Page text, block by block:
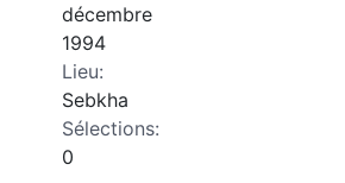
décembre
1994
Lieu:
Sebkha
Sélections:
0